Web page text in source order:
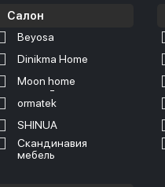
Салон
Beyosa
Dinikma Home
Moon home
ormatek
SHINUA
Скандинавия
мебель